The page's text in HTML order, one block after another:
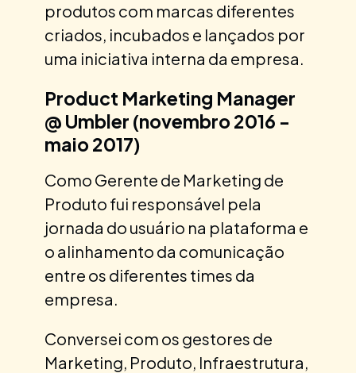
produtos com marcas diferentes
criados, incubados e lançados por
uma iniciativa interna da empresa.
Product Marketing Manager
@ Umbler (novembro 2016 -
maio 2017)
Como Gerente de Marketing de
Produto fui responsável pela
jornada do usuário na plataforma e
o alinhamento da comunicação
entre os diferentes times da
empresa.
Conversei com os gestores de
Marketing, Produto, Infraestrutura,